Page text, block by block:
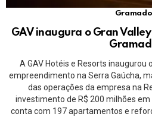
Gramado
GAV inaugura o Gran
A GAV Hotéis e Resorts inaugurou
empreendimento na Serra Gaúcha,
das operações da empresa na
investimento de R$ 200 milhões
conta com 197 apartamentos e